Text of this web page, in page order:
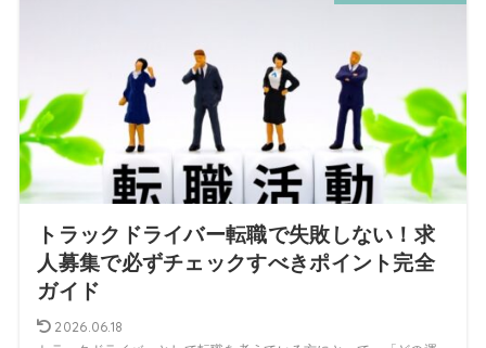
トラックドライバー転職で失敗しない！求
人募集で必ずチェックすべきポイント完全
ガイド
2026.06.18